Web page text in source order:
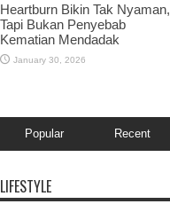
Heartburn Bikin Tak Nyaman,
Tapi Bukan Penyebab
Kematian Mendadak
January 30, 2026
Popular Recent
LIFESTYLE